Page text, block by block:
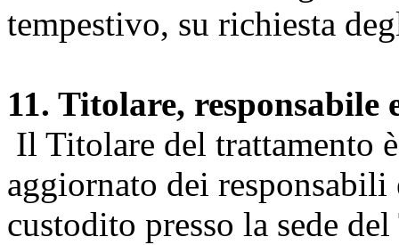
tempestivo, su richiesta
11. Titolare, responsabile
Il Titolare del trattamento
aggiornato dei
custodito presso la sede